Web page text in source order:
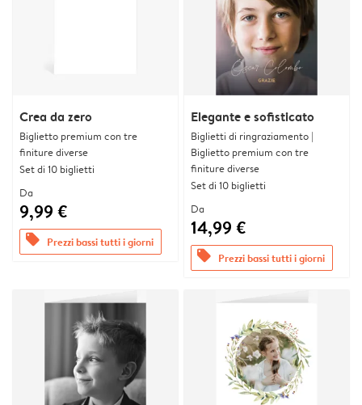
Crea da zero
Biglietto premium con tre
finiture diverse
Set di 10 biglietti
Da
9,99 €
offers Prezzi bassi tutti i giorni
Elegante e sofisticato
Biglietti di ringraziamento |
Biglietto premium con tre
finiture diverse
Set di 10 biglietti
Da
14,99 €
offers Prezzi bassi tutti i giorni